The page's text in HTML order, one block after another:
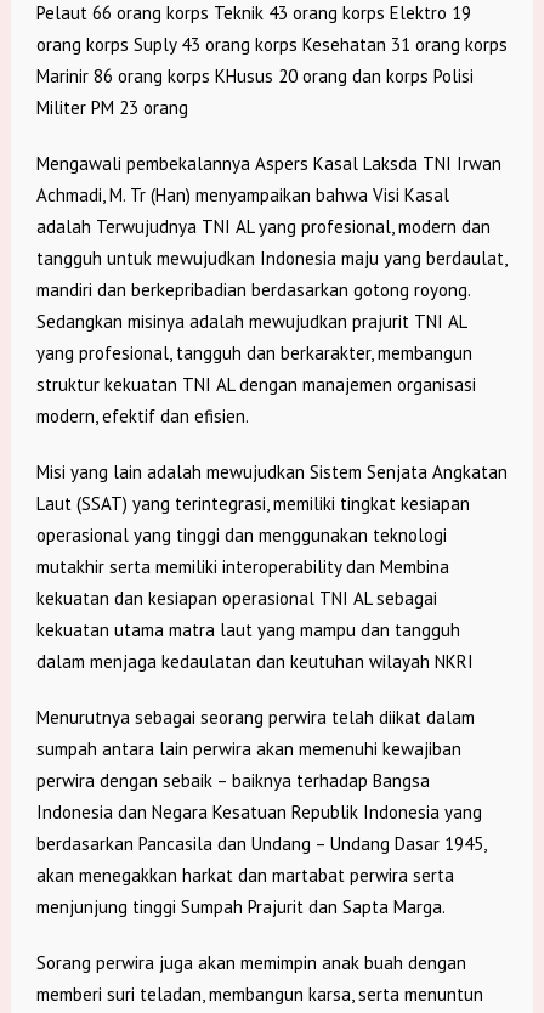
Pelaut 66 orang korps Teknik 43 orang korps Elektro 19
orang korps Suply 43 orang korps Kesehatan 31 orang korps
Marinir 86 orang korps KHusus 20 orang dan korps Polisi
Militer PM 23 orang
Mengawali pembekalannya Aspers Kasal Laksda TNI Irwan
Achmadi, M. Tr (Han) menyampaikan bahwa Visi Kasal
adalah Terwujudnya TNI AL yang profesional, modern dan
tangguh untuk mewujudkan Indonesia maju yang berdaulat,
mandiri dan berkepribadian berdasarkan gotong royong.
Sedangkan misinya adalah mewujudkan prajurit TNI AL
yang profesional, tangguh dan berkarakter, membangun
struktur kekuatan TNI AL dengan manajemen organisasi
modern, efektif dan efisien.
Misi yang lain adalah mewujudkan Sistem Senjata Angkatan
Laut (SSAT) yang terintegrasi, memiliki tingkat kesiapan
operasional yang tinggi dan menggunakan teknologi
mutakhir serta memiliki interoperability dan Membina
kekuatan dan kesiapan operasional TNI AL sebagai
kekuatan utama matra laut yang mampu dan tangguh
dalam menjaga kedaulatan dan keutuhan wilayah NKRI
Menurutnya sebagai seorang perwira telah diikat dalam
sumpah antara lain perwira akan memenuhi kewajiban
perwira dengan sebaik – baiknya terhadap Bangsa
Indonesia dan Negara Kesatuan Republik Indonesia yang
berdasarkan Pancasila dan Undang – Undang Dasar 1945,
akan menegakkan harkat dan martabat perwira serta
menjunjung tinggi Sumpah Prajurit dan Sapta Marga.
Sorang perwira juga akan memimpin anak buah dengan
memberi suri teladan, membangun karsa, serta menuntun